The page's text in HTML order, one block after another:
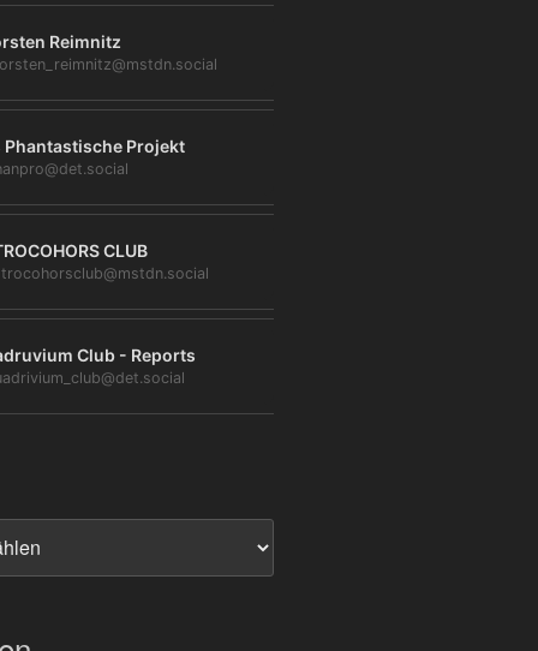
Reimnitz
Phantastische Projekt
CLUB
Club - Reports